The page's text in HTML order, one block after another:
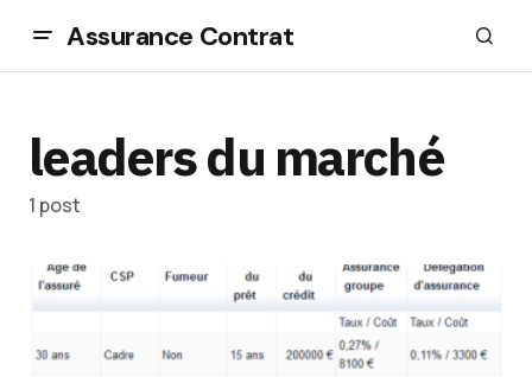
Assurance Contrat
leaders du marché
1 post